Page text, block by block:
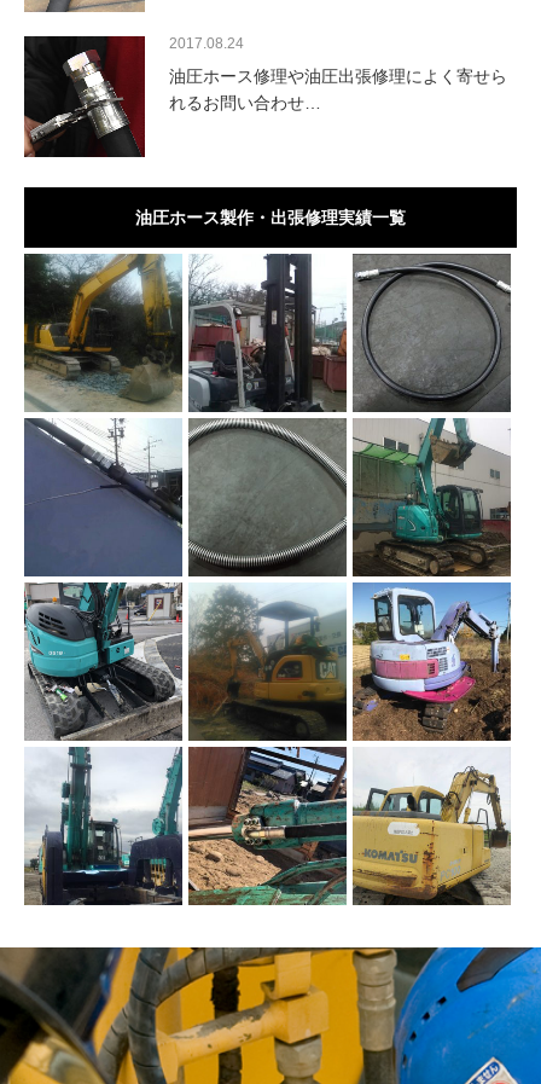
2017.08.24
油圧ホース修理や油圧出張修理によく寄せら
れるお問い合わせ…
油圧ホース製作・出張修理実績一覧